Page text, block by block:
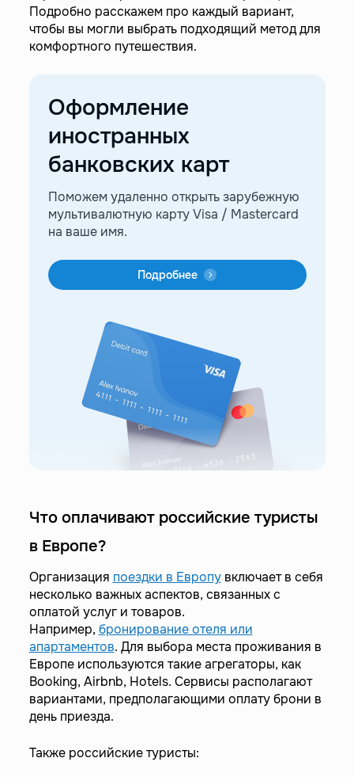
Подробно расскажем про каждый вариант,
чтобы вы могли выбрать подходящий метод для
комфортного путешествия.
Оформление
иностранных
банковских карт
Поможем удаленно открыть зарубежную
мультивалютную карту Visa / Mastercard
на ваше имя.
Подробнее
Что оплачивают российские туристы
в Европе?
Организация поездки в Европувключает в себя
несколько важных аспектов, связанных с
оплатой услуг и товаров.
Например, бронирование отеля или
апартаментов. Для выбора места проживания в
Европе используются такие агрегаторы, как
Booking, Airbnb, Hotels. Сервисы располагают
вариантами, предполагающими оплату брони в
день приезда.
Также российские туристы: